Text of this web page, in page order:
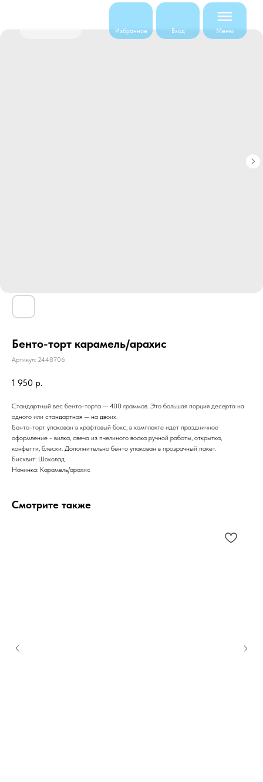
Меню
Вход
Избранное
Бенто-торт карамель/арахис
Артикул: 2448706
1 950 р.
Стандартный вес бенто-торта — 400 граммов. Это большая порция десерта на
одного или стандартная — на двоих.
Бенто-торт упакован в крафтовый бокс, в комплекте идет праздничное
оформление - вилка, свеча из пчелиного воска ручной работы, открытка,
конфетти, блески. Дополнительно бенто упакован в прозрачный пакет.
Бисквит: Шоколад
Начинка: Карамель/арахис
Смотрите также